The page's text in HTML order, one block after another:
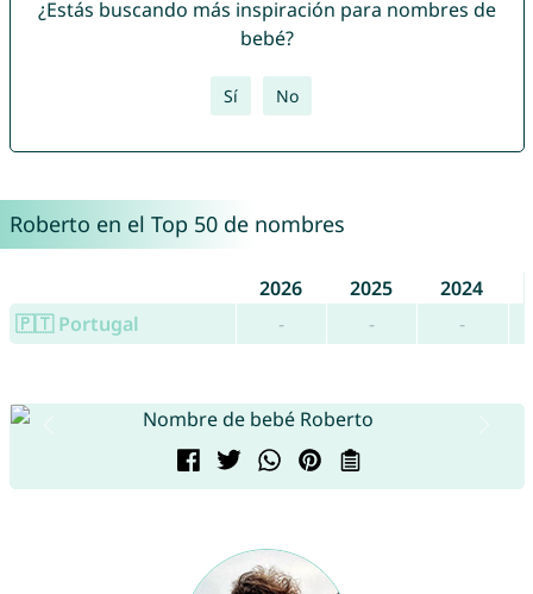
¿Estás buscando más inspiración para nombres de
bebé?
Sí No
Roberto en el Top 50 de nombres
2026 2025
2024
🇵🇹 Portugal
- - -